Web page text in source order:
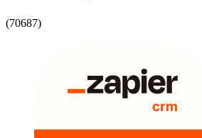
(70687)